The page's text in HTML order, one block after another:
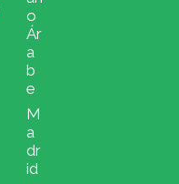
o
Ár
a
b
e
M
a
dr
id